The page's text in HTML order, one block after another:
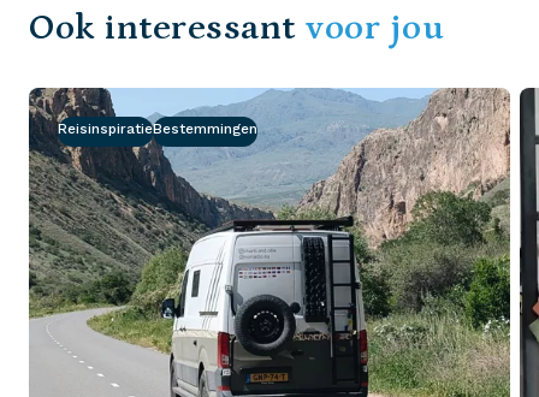
Ook interessant voor jou
ReisinspiratieBestemmingen